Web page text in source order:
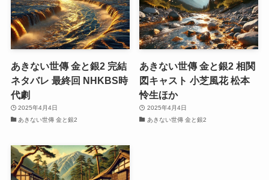
あきない世傳 金と銀2 完結
ネタバレ 最終回 NHKBS時
代劇
2025年4月4日
あきない世傳 金と銀2
あきない世傳 金と銀2 相関
図キャスト 小芝風花 松本
怜生ほか
2025年4月4日
あきない世傳 金と銀2